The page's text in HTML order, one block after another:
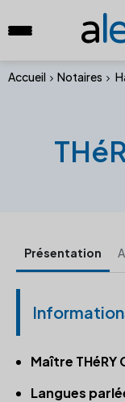
a
Accueil Notaires
Présentation
Maître THéRY
Langues